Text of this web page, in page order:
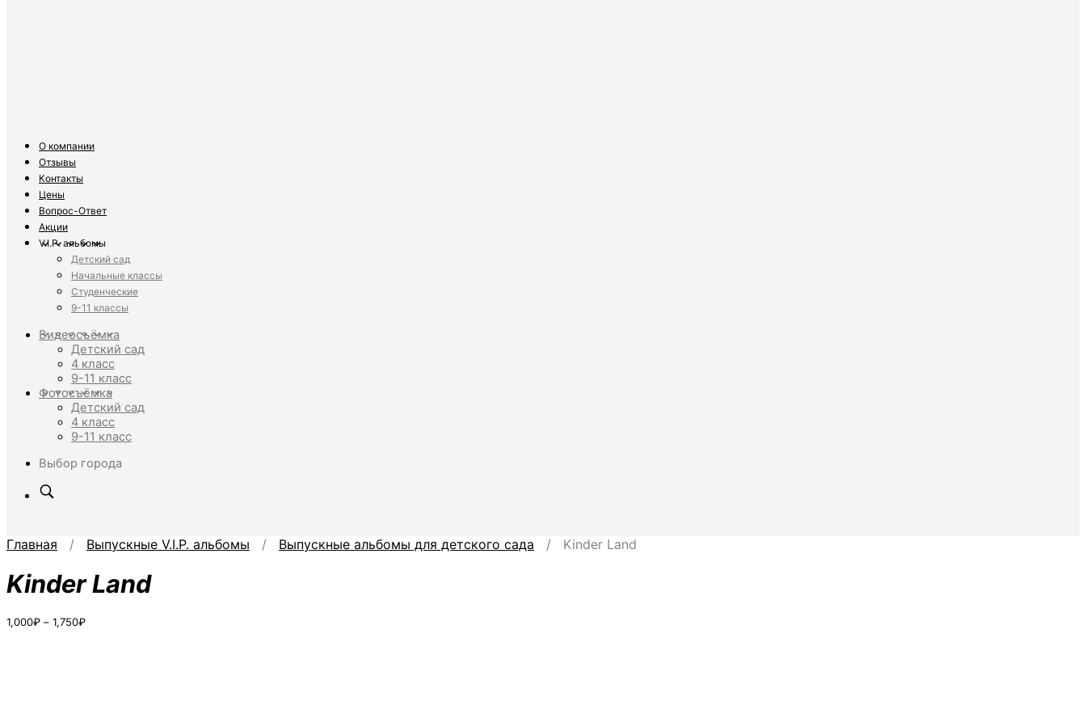
О компании
Отзывы
Контакты
Цены
Вопрос-Ответ
Акции
V.I.P. альбомы
Детский сад
Начальные классы
Студенческие
9-11 классы
Видеосъёмка
Детский сад
4 класс
9-11 класс
Фотосъёмка
Детский сад
4 класс
9-11 класс
Выбор города
Главная / Выпускные V.I.P. альбомы / Выпускные альбомы для детского сада / Kinder Land
Kinder Land
1,000₽ – 1,750₽Диапазон